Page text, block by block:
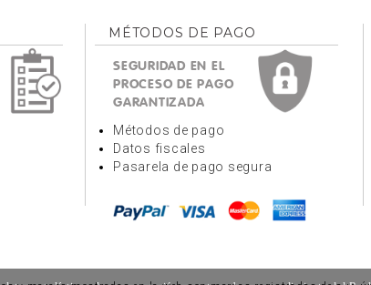
MÉTODOS DE PAGO
SEGURIDAD EN EL
PROCESO DE PAGO
GARANTIZADA
Métodos de pago
Datos fiscales
Pasarela de pago segura